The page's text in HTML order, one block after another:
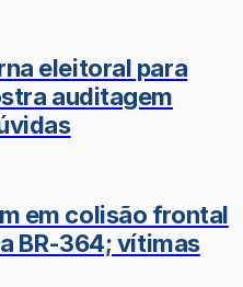
eleitoral para
auditagem
em colisão frontal
BR-364; vítimas